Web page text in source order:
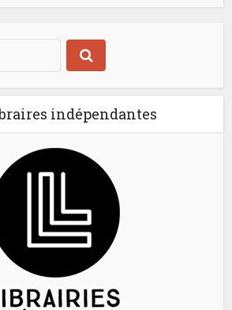
indépendantes